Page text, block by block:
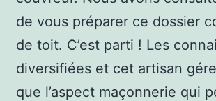
de vous préparer ce dossier
de toit. C’est parti ! Les
diversifiées et cet artisan
que l’aspect maçonnerie qui